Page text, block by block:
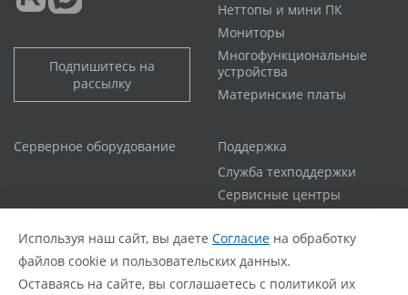
Подпишитесь на
рассылку
Неттопы и мини ПК
Мониторы
Многофункциональные
устройства
Материнские платы
Серверное оборудование
Поддержка
Служба техподдержки
Сервисные центры
Расширенная гарантия
Статус ремонта
FAQ
Используя наш сайт, вы даете Согласие на обработку
файлов cookie и пользовательских данных.
Оставаясь на сайте, вы соглашаетесь с политикой их